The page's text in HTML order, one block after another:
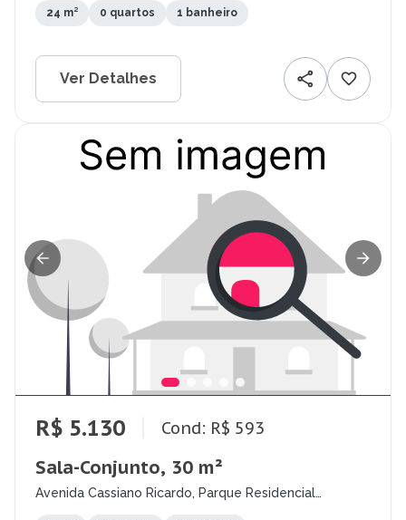
24 m² 0 quartos 1 banheiro
Ver Detalhes
R$ 5.130 Cond: R$ 593
Sala-Conjunto, 30 m²
Avenida Cassiano Ricardo, Parque Residencial